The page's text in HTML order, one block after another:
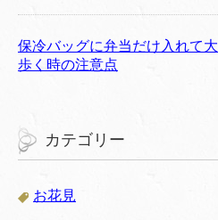
保冷バッグに弁当だけ入れて
歩く時の注意点
カテゴリー
お花見